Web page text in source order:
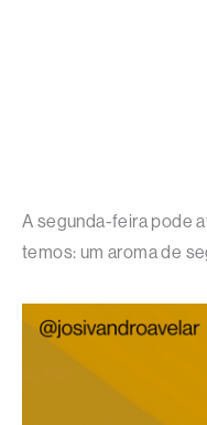
A segunda-feira pode
temos: um aroma de